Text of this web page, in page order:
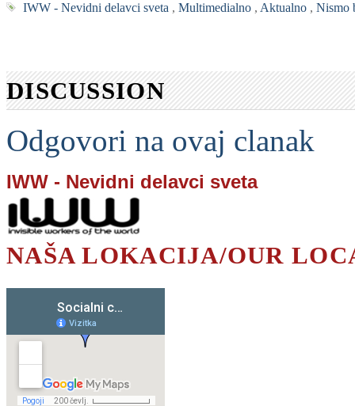
IWW - Nevidni delavci sveta , Multimedialno, Aktualno, Nismo
DISCUSSION
Odgovori na ovaj clanak
IWW - Nevidni delavci sveta
NAŠA LOKACIJA/OUR